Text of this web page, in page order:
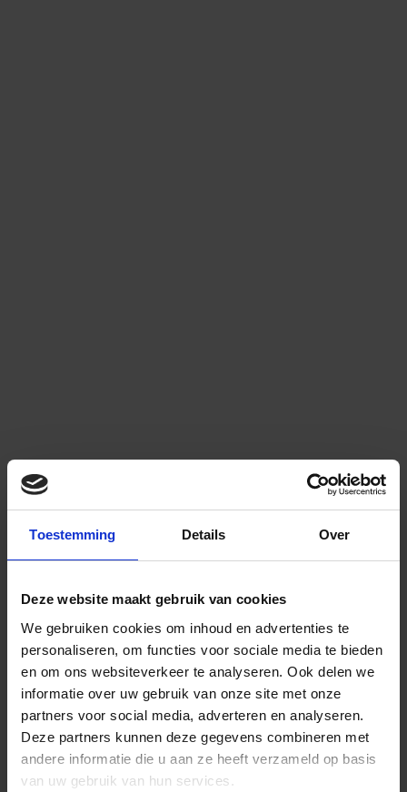
Toestemming Details Over
Deze website maakt gebruik van cookies
We gebruiken cookies om inhoud en advertenties te
personaliseren, om functies voor sociale media te bieden
en om ons websiteverkeer te analyseren. Ook delen we
informatie over uw gebruik van onze site met onze
partners voor social media, adverteren en analyseren.
Deze partners kunnen deze gegevens combineren met
andere informatie die u aan ze heeft verzameld op basis
van uw gebruik van hun services.